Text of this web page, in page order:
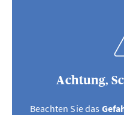
Achtung,
Beachten Sie das